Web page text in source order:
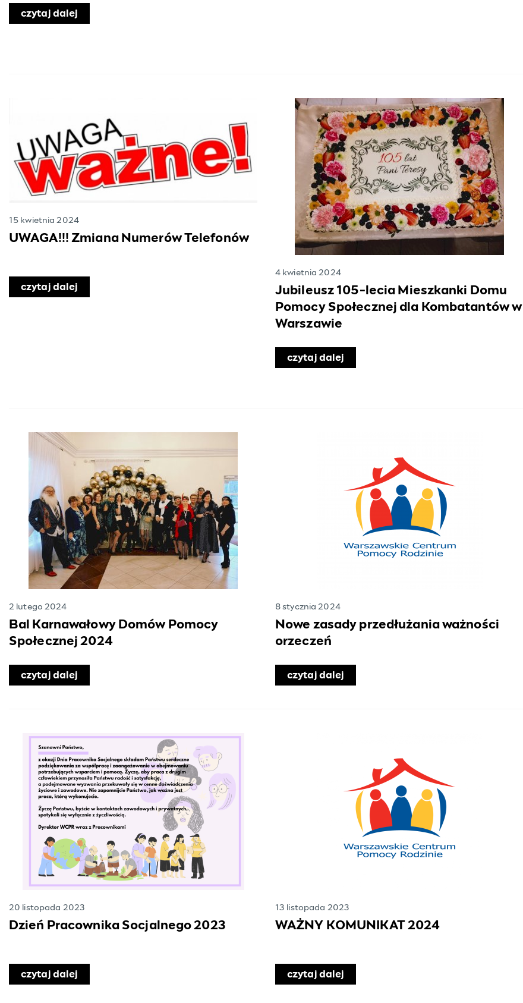
czytaj dalej
15 kwietnia 2024
UWAGA!!! Zmiana Numerów Telefonów
czytaj dalej o UWAGA!!! Zmiana Numerów Telefonów
4 kwietnia 2024
Jubileusz 105-lecia Mieszkanki Domu
Pomocy Społecznej dla Kombatantów w
Warszawie
czytaj dalej
2 lutego 2024
Bal Karnawałowy Domów Pomocy
Społecznej 2024
czytaj dalej o Bal Karnawałowy Domów Pomocy Społecznej 2024
8 stycznia 2024
Nowe zasady przedłużania ważności
orzeczeń
czytaj dalej
20 listopada 2023
Dzień Pracownika Socjalnego 2023
czytaj dalej
13 listopada 2023
WAŻNY KOMUNIKAT 2024
czytaj dalej